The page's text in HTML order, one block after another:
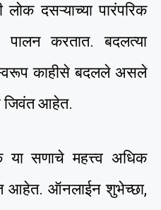
लोक दसऱ्याच्या पारंपरिक
पालन करतात. बदलत्या
काहीसे बदलले असले
जिवंत आहेत.
या सणाचे महत्त्व अधिक
आहेत. ऑनलाईन शुभेच्छा,